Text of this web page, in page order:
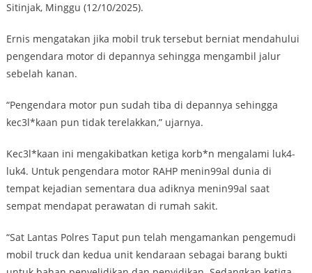
Sitinjak, Minggu (12/10/2025).
Ernis mengatakan jika mobil truk tersebut berniat mendahului
pengendara motor di depannya sehingga mengambil jalur
sebelah kanan.
“Pengendara motor pun sudah tiba di depannya sehingga
kec3l*kaan pun tidak terelakkan,” ujarnya.
Kec3l*kaan ini mengakibatkan ketiga korb*n mengalami luk4-
luk4. Untuk pengendara motor RAHP menin99al dunia di
tempat kejadian sementara dua adiknya menin99al saat
sempat mendapat perawatan di rumah sakit.
“Sat Lantas Polres Taput pun telah mengamankan pengemudi
mobil truck dan kedua unit kendaraan sebagai barang bukti